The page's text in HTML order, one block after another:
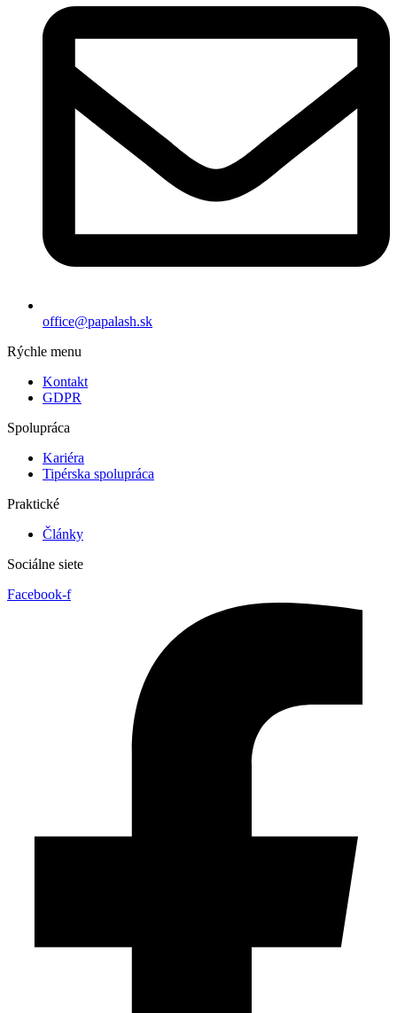
office@papalash.sk
Rýchle menu
Kontakt
GDPR
Spolupráca
Kariéra
Tipérska spolupráca
Praktické
Články
Sociálne siete
Facebook-f